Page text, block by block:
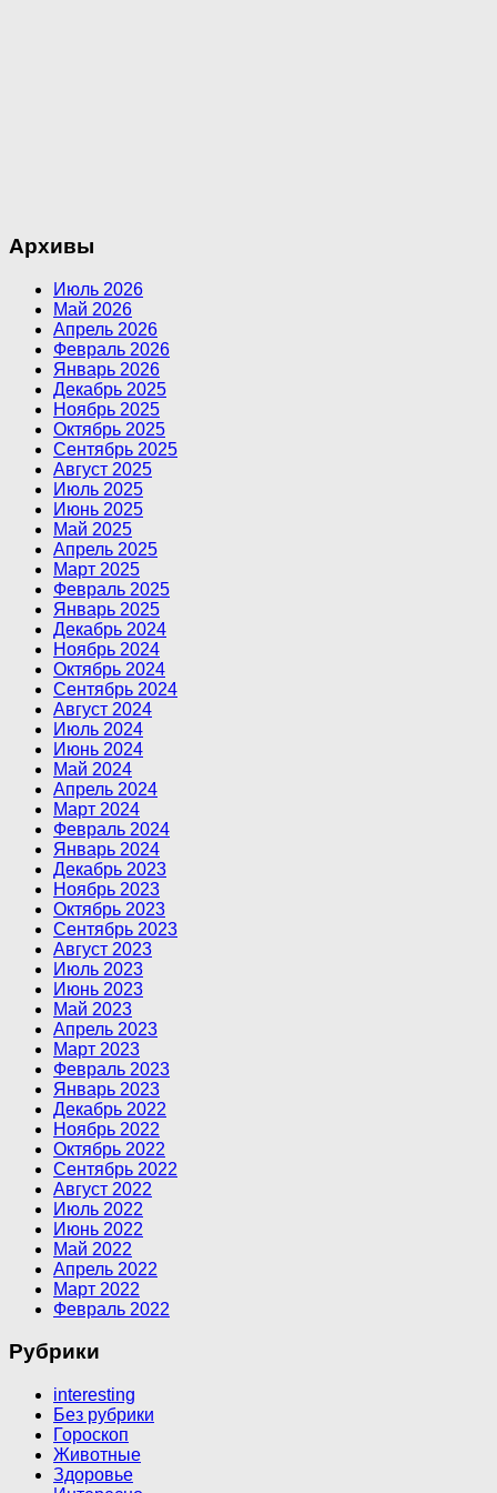
Архивы
Июль 2026
Май 2026
Апрель 2026
Февраль 2026
Январь 2026
Декабрь 2025
Ноябрь 2025
Октябрь 2025
Сентябрь 2025
Август 2025
Июль 2025
Июнь 2025
Май 2025
Апрель 2025
Март 2025
Февраль 2025
Январь 2025
Декабрь 2024
Ноябрь 2024
Октябрь 2024
Сентябрь 2024
Август 2024
Июль 2024
Июнь 2024
Май 2024
Апрель 2024
Март 2024
Февраль 2024
Январь 2024
Декабрь 2023
Ноябрь 2023
Октябрь 2023
Сентябрь 2023
Август 2023
Июль 2023
Июнь 2023
Май 2023
Апрель 2023
Март 2023
Февраль 2023
Январь 2023
Декабрь 2022
Ноябрь 2022
Октябрь 2022
Сентябрь 2022
Август 2022
Июль 2022
Июнь 2022
Май 2022
Апрель 2022
Март 2022
Февраль 2022
Рубрики
interesting
Без рубрики
Гороскоп
Животные
Здоровье